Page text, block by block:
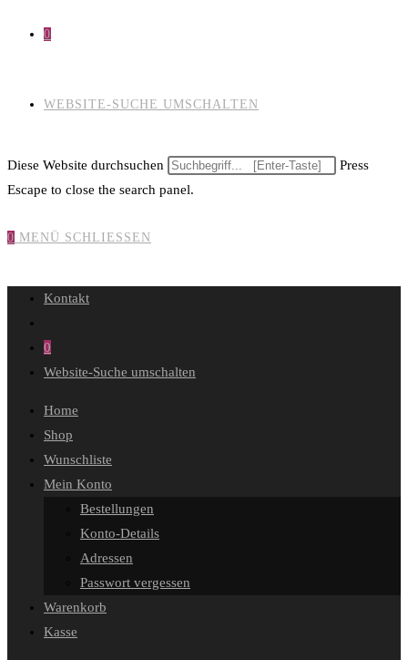
0
WEBSITE-SUCHE UMSCHALTEN
Diese Website durchsuchen
Press
Escape to close the search panel.
0 MENÜ SCHLIESSEN
Kontakt
0
Website-Suche umschalten
Home
Shop
Wunschliste
Mein Konto
Bestellungen
Konto-Details
Adressen
Passwort vergessen
Warenkorb
Kasse